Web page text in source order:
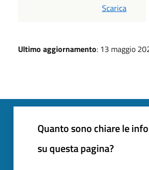
PDF
Scarica
Ultimo aggiornamento: 13 maggio
Quanto sono chiare le
su questa pagina?